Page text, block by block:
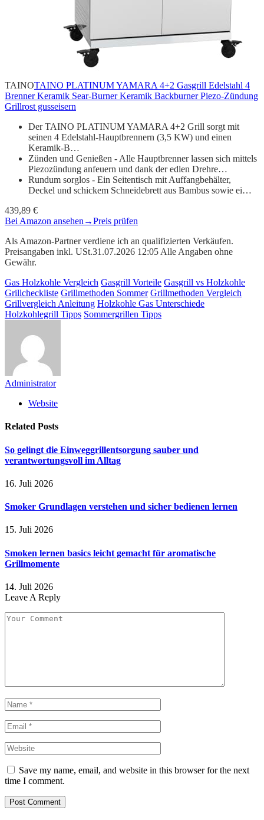
TAINOTAINO PLATINUM YAMARA 4+2 Gasgrill Edelstahl 4
Brenner Keramik Sear-Burner Keramik Backburner Piezo-Zündung
Grillrost gusseisern
Der TAINO PLATINUM YAMARA 4+2 Grill sorgt mit
seinen 4 Edelstahl-Hauptbrennern (3,5 KW) und einen
Keramik-B…
Zünden und Genießen - Alle Hauptbrenner lassen sich mittels
Piezozündung anfeuern und dank der edlen Drehre…
Rundum sorglos - Ein Seitentisch mit Auffangbehälter,
Deckel und schickem Schneidebrett aus Bambus sowie ei…
439,89 €
Bei Amazon ansehen →Preis prüfen
Als Amazon-Partner verdiene ich an qualifizierten Verkäufen.
Preisangaben inkl. USt.31.07.2026 12:05 Alle Angaben ohne
Gewähr.
Gas Holzkohle Vergleich Gasgrill Vorteile Gasgrill vs Holzkohle
Grillcheckliste Grillmethoden Sommer Grillmethoden Vergleich
Grillvergleich Anleitung Holzkohle Gas Unterschiede
Holzkohlegrill Tipps Sommergrillen Tipps
Administrator
Website
Related Posts
So gelingt die Einweggrillentsorgung sauber und
verantwortungsvoll im Alltag
16. Juli 2026
Smoker Grundlagen verstehen und sicher bedienen lernen
15. Juli 2026
Smoken lernen basics leicht gemacht für aromatische
Grillmomente
14. Juli 2026
Leave A Reply
Save my name, email, and website in this browser for the next
time I comment.